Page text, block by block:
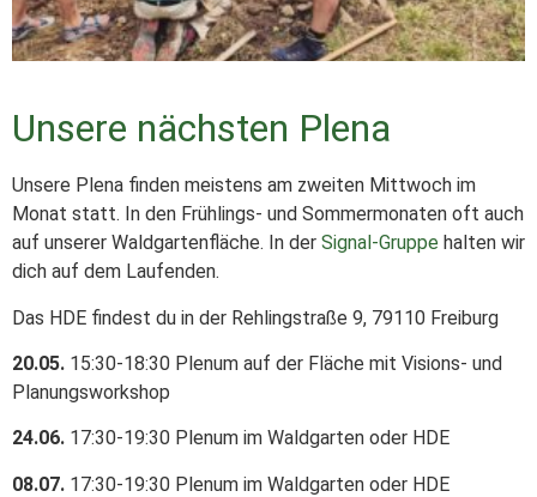
Unsere nächsten Plena
Unsere Plena finden meistens am zweiten Mittwoch im
Monat statt. In den Frühlings- und Sommermonaten oft auch
auf unserer Waldgartenfläche. In der Signal-Gruppe halten wir
dich auf dem Laufenden.
Das HDE findest du in der Rehlingstraße 9, 79110 Freiburg
20.05. 15:30-18:30 Plenum auf der Fläche mit Visions- und
Planungsworkshop
24.06. 17:30-19:30 Plenum im Waldgarten oder HDE
08.07. 17:30-19:30 Plenum im Waldgarten oder HDE